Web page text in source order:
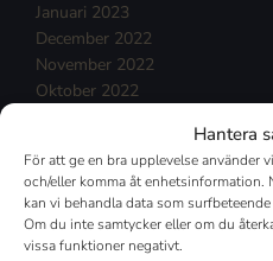
Hantera
För att ge en bra upplevelse använder
och/eller komma åt enhetsinformation.
kan vi behandla data som
Om du inte samtycker eller om du
vissa funktioner negativt.
Januari 2023
December 2022
November 2022
Oktober 2022
Juli 2022
Juni 2022
Maj 2022
April 2022